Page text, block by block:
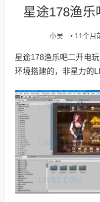
星途178渔
小吴 • 11个月
星途178渔乐吧二开电
环境搭建的，非星力的